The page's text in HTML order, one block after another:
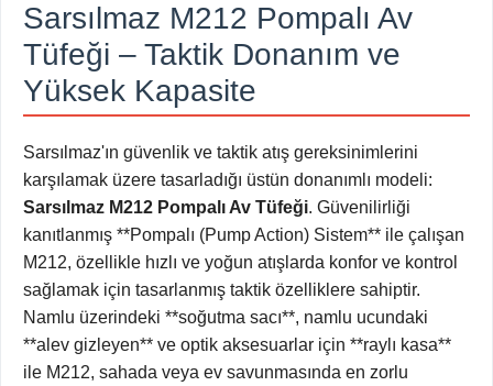
Sarsılmaz M212 Pompalı Av
Tüfeği – Taktik Donanım ve
Yüksek Kapasite
Sarsılmaz'ın güvenlik ve taktik atış gereksinimlerini
karşılamak üzere tasarladığı üstün donanımlı modeli:
Sarsılmaz M212 Pompalı Av Tüfeği. Güvenilirliği
kanıtlanmış **Pompalı (Pump Action) Sistem** ile çalışan
M212, özellikle hızlı ve yoğun atışlarda konfor ve kontrol
sağlamak için tasarlanmış taktik özelliklere sahiptir.
Namlu üzerindeki **soğutma sacı**, namlu ucundaki
**alev gizleyen** ve optik aksesuarlar için **raylı kasa**
ile M212, sahada veya ev savunmasında en zorlu